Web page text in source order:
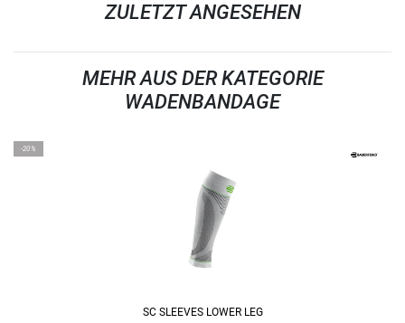
ZULETZT ANGESEHEN
MEHR AUS DER KATEGORIE
WADENBANDAGE
-20%
SC SLEEVES LOWER LEG